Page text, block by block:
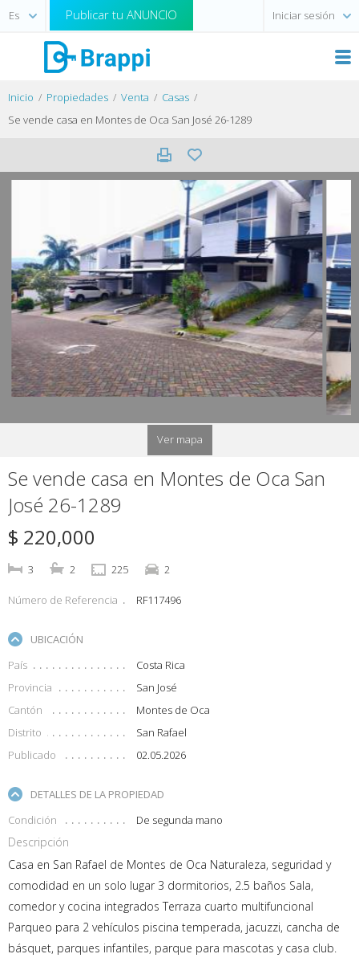
Publicar tu ANUNCIO Iniciar sesión
Inicio Propiedades Venta
Casas
Se vende casa en Montes de Oca San José 26-1289
Ver mapa
Se vende casa en Montes de Oca San
José 26-1289
$ 220,000
3 2 225 2
Número de Referencia RF117496
UBICACIÓN
País
Costa Rica
Provincia
San José
Cantón
Montes de Oca
Distrito
San Rafael
Publicado
02.05.2026
DETALLES DE LA PROPIEDAD
Condición
De segunda mano
Descripción
Casa en San Rafael de Montes de Oca Naturaleza, seguridad y
comodidad en un solo lugar 3 dormitorios, 2.5 baños Sala,
comedor y cocina integrados Terraza cuarto multifuncional
Parqueo para 2 vehículos piscina temperada, jacuzzi, cancha de
básquet, parques infantiles, parque para mascotas y casa club.